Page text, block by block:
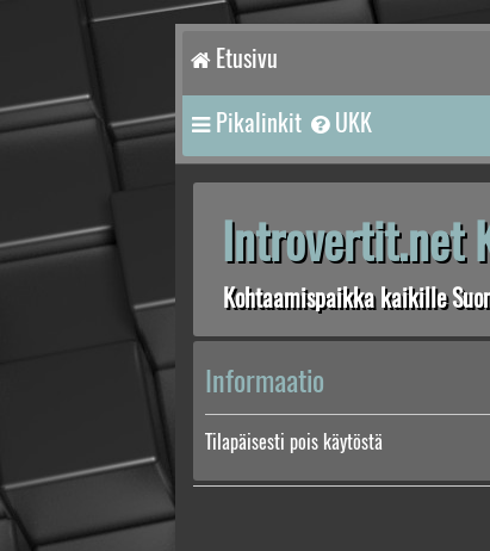
Etusivu
Pikalinkit UKK
Introvertit.net
Kohtaamispaikka kaikille
Informaatio
Tilapäisesti pois käytöstä